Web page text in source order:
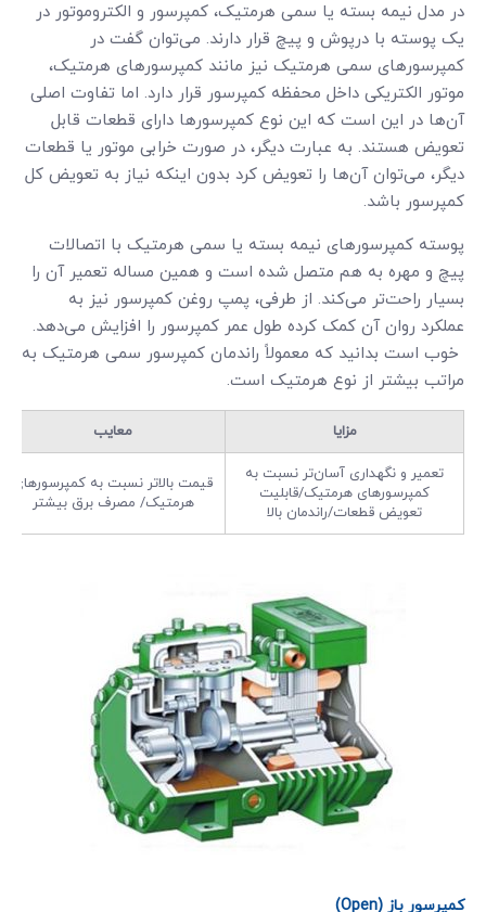
در مدل نیمه بسته یا سمی هرمتیک، کمپرسور و الکتروموتور در
یک پوسته با درپوش و پیچ قرار دارند. می‌توان گفت در
کمپرسورهای سمی هرمتیک نیز مانند کمپرسورهای هرمتیک،
موتور الکتریکی داخل محفظه کمپرسور قرار دارد. اما تفاوت اصلی
آن‌ها در این است که این نوع کمپرسورها دارای قطعات قابل
تعویض هستند. به عبارت دیگر، در صورت خرابی موتور یا قطعات
دیگر، می‌توان آن‌ها را تعویض کرد بدون اینکه نیاز به تعویض کل
کمپرسور باشد.
پوسته کمپرسورهای نیمه بسته یا سمی هرمتیک با اتصالات
پیچ و مهره به هم متصل شده است و همین مساله تعمیر آن را
بسیار راحت‌تر می‌کند. از طرفی، پمپ روغن کمپرسور نیز به
عملکرد روان آن کمک کرده طول عمر کمپرسور را افزایش می‌دهد.
خوب است بدانید که معمولاً راندمان کمپرسور سمی هرمتیک به
مراتب بیشتر از نوع هرمتیک است.
مزایا معایب
تعمیر و نگهداری آسان‌تر نسبت به
کمپرسورهای هرمتیک/قابلیت
تعویض قطعات/راندمان بالا
قیمت بالاتر نسبت به کمپرسورهای
هرمتیک/ مصرف برق بیشتر
کمپرسور باز (Open)